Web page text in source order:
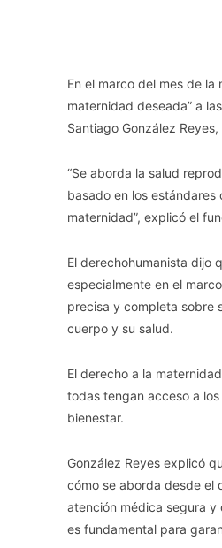
En el marco del mes de la
maternidad deseada” a
Santiago González
“Se aborda la salud
basado en los estándares
maternidad”, explicó el
El derechohumanista dijo
especialmente en el
precisa y completa sobre
cuerpo y su salud.
El derecho a la
todas tengan acceso a
bienestar.
González Reyes explicó
cómo se aborda desde el
atención médica segura
es fundamental para